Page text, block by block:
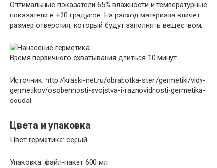
Оптимальные показатели 65% влажности и температурные
показатели в +20 градусов. На расход материала влияет
размер отверстия, который будут заполнять веществом.
Время первичного схватывания длиться 10 минут.
Источник: http://kraski-net.ru/obrabotka-sten/germetiki/vidy-
germetikov/osobennosti-svojstva-i-raznovidnosti-germetika-
soudal
Цвета и упаковка
Цвет герметика: серый.
Упаковка: файл-пакет 600 мл.